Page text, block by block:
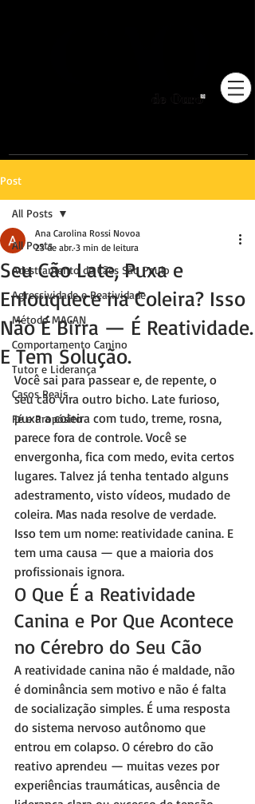
Post
All Posts
Adestramento de Cães São Paulo
Agressividade e Reatividade
Método MACAN
Comportamento Canino
Tutor e Liderança
Casos Reais
Fé e Propósito
All Posts
Seu Cão Late, Puxa e
Enlouquece na Coleira? Isso
Não É Birra — É Reatividade.
E Tem Solução.
Ana Carolina Rossi Novoa
23 de abr. 3 min de leitura
Você sai para passear e, de repente, o
seu cão vira outro bicho. Late furioso,
puxa a coleira com tudo, treme, rosna,
parece fora de controle. Você se
envergonha, fica com medo, evita certos
lugares. Talvez já tenha tentado alguns
adestramento, visto vídeos, mudado de
coleira. Mas nada resolve de verdade.
Isso tem um nome: reatividade canina. E
tem uma causa — que a maioria dos
profissionais ignora.
O Que É a Reatividade
Canina e Por Que Acontece
no Cérebro do Seu Cão
A reatividade canina não é maldade, não
é dominância sem motivo e não é falta
de socialização simples. É uma resposta
do sistema nervoso autônomo que
entrou em colapso. O cérebro do cão
reativo aprendeu — muitas vezes por
experiências traumáticas, ausência de